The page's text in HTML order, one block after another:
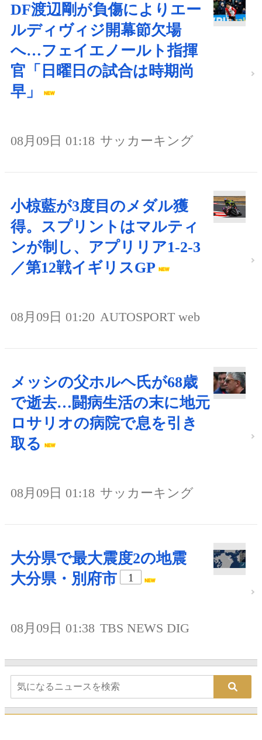
DF渡辺剛が負傷によりエー
ルディヴィジ開幕節欠場
へ…フェイエノールト指揮
官「日曜日の試合は時期尚
早」
08月09日 01:18 サッカーキング
小椋藍が3度目のメダル獲
得。スプリントはマルティ
ンが制し、アプリリア1-2-3
／第12戦イギリスGP
08月09日 01:20 AUTOSPORT web
メッシの父ホルヘ氏が68歳
で逝去…闘病生活の末に地元
ロサリオの病院で息を引き
取る
08月09日 01:18 サッカーキング
大分県で最大震度2の地震
大分県・別府市
1
08月09日 01:38 TBS NEWS DIG